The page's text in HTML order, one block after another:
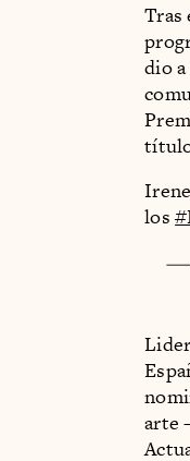
Tras
dio
los
—
arte